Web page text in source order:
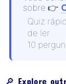
sobre 👉
Quiz
de ler
10
🔎 Explore